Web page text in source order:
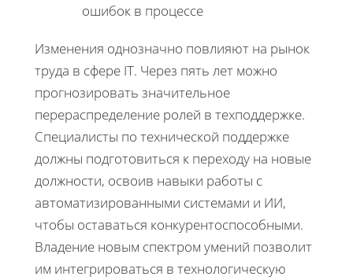
ошибок в процессе
Изменения однозначно повлияют на рынок
труда в сфере IT. Через пять лет можно
прогнозировать значительное
перераспределение ролей в техподдержке.
Специалисты по технической поддержке
должны подготовиться к переходу на новые
должности, освоив навыки работы с
автоматизированными системами и ИИ,
чтобы оставаться конкурентоспособными.
Владение новым спектром умений позволит
им интегрироваться в технологическую